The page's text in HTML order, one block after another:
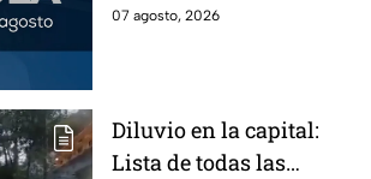
determinados vehículos en la
07 agosto, 2026
Diluvio en la capital:
Lista de todas las